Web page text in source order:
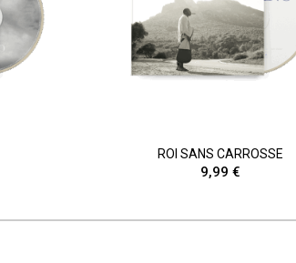
ROI SANS CARROSSE
9,99 €